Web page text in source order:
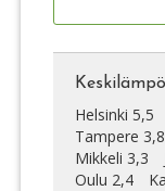
Helsinki 5,5
Tampere 3,8
Mikkeli 3,3
Oulu 2,4